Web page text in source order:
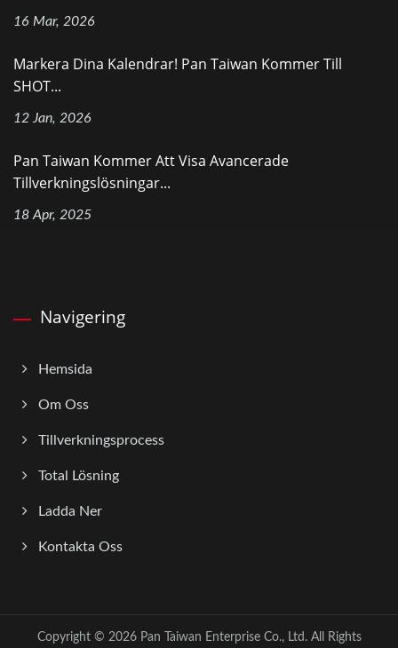
16 Mar, 2026
Markera Dina Kalendrar! Pan Taiwan Kommer Till
SHOT...
12 Jan, 2026
Pan Taiwan Kommer Att Visa Avancerade
Tillverkningslösningar...
18 Apr, 2025
Navigering
Hemsida
Om Oss
Tillverkningsprocess
Total Lösning
Ladda Ner
Kontakta Oss
Copyright © 2026 Pan Taiwan Enterprise Co., Ltd.All Rights